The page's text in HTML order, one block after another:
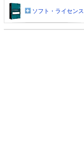
ソフト・ライセンス